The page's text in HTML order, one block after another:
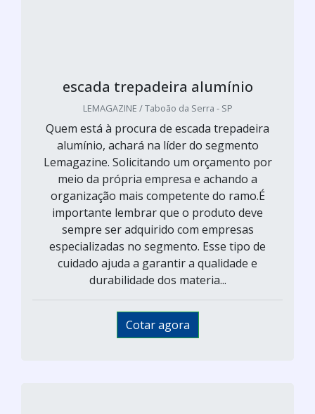
escada trepadeira alumínio
LEMAGAZINE / Taboão da Serra - SP
Quem está à procura de escada trepadeira
alumínio, achará na líder do segmento
Lemagazine. Solicitando um orçamento por
meio da própria empresa e achando a
organização mais competente do ramo.É
importante lembrar que o produto deve
sempre ser adquirido com empresas
especializadas no segmento. Esse tipo de
cuidado ajuda a garantir a qualidade e
durabilidade dos materia...
Cotar agora